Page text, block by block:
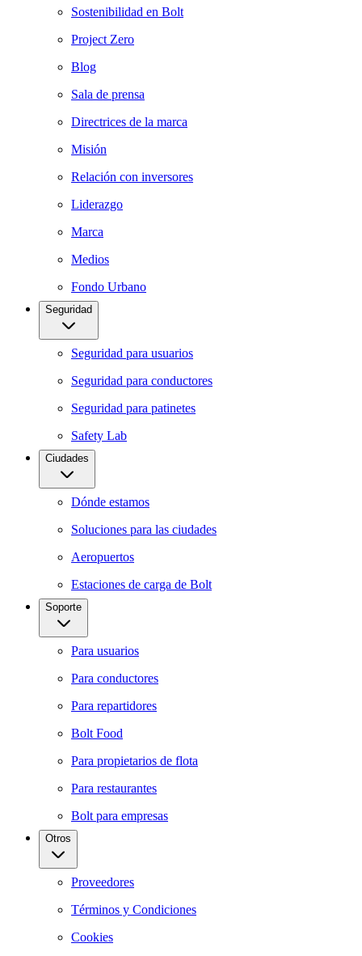
Sostenibilidad en Bolt
Project Zero
Blog
Sala de prensa
Directrices de la marca
Misión
Relación con inversores
Liderazgo
Marca
Medios
Fondo Urbano
Seguridad
Seguridad para usuarios
Seguridad para conductores
Seguridad para patinetes
Safety Lab
Ciudades
Dónde estamos
Soluciones para las ciudades
Aeropuertos
Estaciones de carga de Bolt
Soporte
Para usuarios
Para conductores
Para repartidores
Bolt Food
Para propietarios de flota
Para restaurantes
Bolt para empresas
Otros
Proveedores
Términos y Condiciones
Cookies